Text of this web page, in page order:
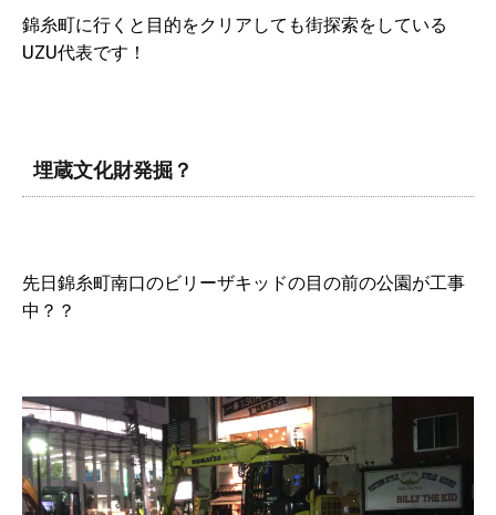
錦糸町に行くと目的をクリアしても街探索をしている
UZU代表です！
埋蔵文化財発掘？
先日錦糸町南口のビリーザキッドの目の前の公園が工事
中？？